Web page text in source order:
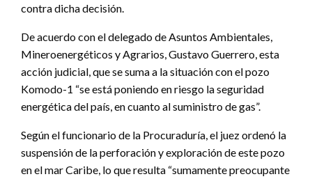
contra dicha decisión.
De acuerdo con el delegado de Asuntos Ambientales,
Mineroenergéticos y Agrarios, Gustavo Guerrero, esta
acción judicial, que se suma a la situación con el pozo
Komodo-1 “se está poniendo en riesgo la seguridad
energética del país, en cuanto al suministro de gas”.
Según el funcionario de la Procuraduría, el juez ordenó la
suspensión de la perforación y exploración de este pozo
en el mar Caribe, lo que resulta “sumamente preocupante